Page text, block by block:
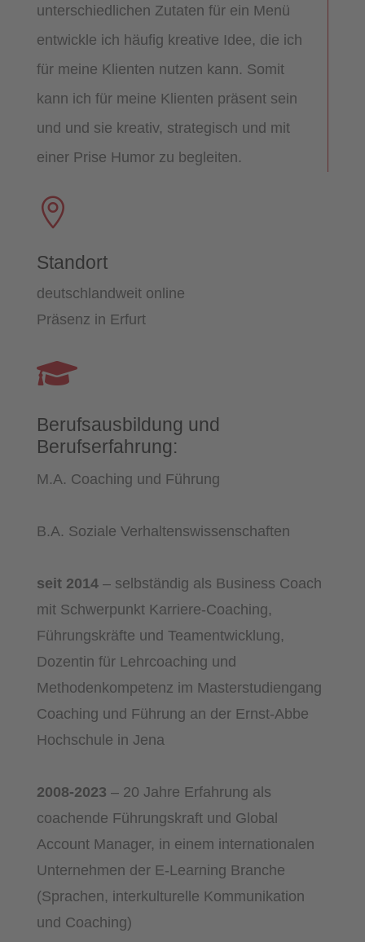
unterschiedlichen Zutaten für ein Menü
entwickle ich häufig kreative Idee, die ich
für meine Klienten nutzen kann. Somit
kann ich für meine Klienten präsent sein
und und sie kreativ, strategisch und mit
einer Prise Humor zu begleiten.

Standort
deutschlandweit online
Präsenz in Erfurt

Berufsausbildung und
Berufserfahrung:
M.A. Coaching und Führung
B.A. Soziale Verhaltenswissenschaften
seit 2014– selbständig als Business Coach
mit Schwerpunkt Karriere-Coaching,
Führungskräfte und Teamentwicklung,
Dozentin für Lehrcoaching und
Methodenkompetenz im Masterstudiengang
Coaching und Führung an der Ernst-Abbe
Hochschule in Jena
2008-2023 – 20 Jahre Erfahrung als
coachende Führungskraft und Global
Account Manager, in einem internationalen
Unternehmen der E-Learning Branche
(Sprachen, interkulturelle Kommunikation
und Coaching)